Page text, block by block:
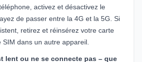
activez et désactivez le
de passer entre la 4G et la 5G. Si
retirez et réinsérez votre carte
dans un autre appareil.
lent ou ne se connecte pas – que